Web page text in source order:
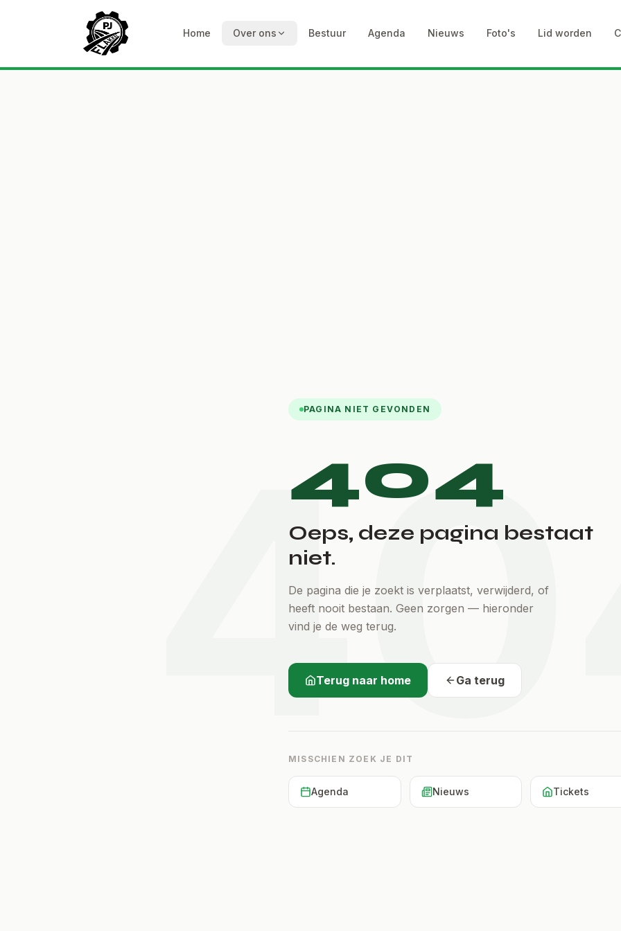
Home Over ons Bestuur Agenda Nieuws Foto's Lid worden
PAGINA NIET GEVONDEN
404
Oeps, deze pagina bestaat
niet.
De pagina die je zoekt is verplaatst, verwijderd, of
heeft nooit bestaan. Geen zorgen — hieronder
vind je de weg terug.
Terug naar home Ga terug
MISSCHIEN ZOEK JE DIT
Agenda Nieuws Tickets